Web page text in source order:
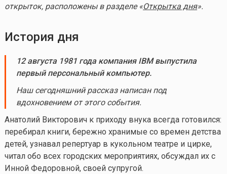
открыток, расположены в разделе «Открытка дня».
История дня
12 августа 1981 года компания IBM выпустила
первый персональный компьютер.
Наш сегодняшний рассказ написан под
вдохновением от этого события.
Анатолий Викторович к приходу внука всегда готовился:
перебирал книги, бережно хранимые со времен детства
детей, узнавал репертуар в кукольном театре и цирке,
читал обо всех городских мероприятиях, обсуждал их с
Инной Федоровной, своей супругой.